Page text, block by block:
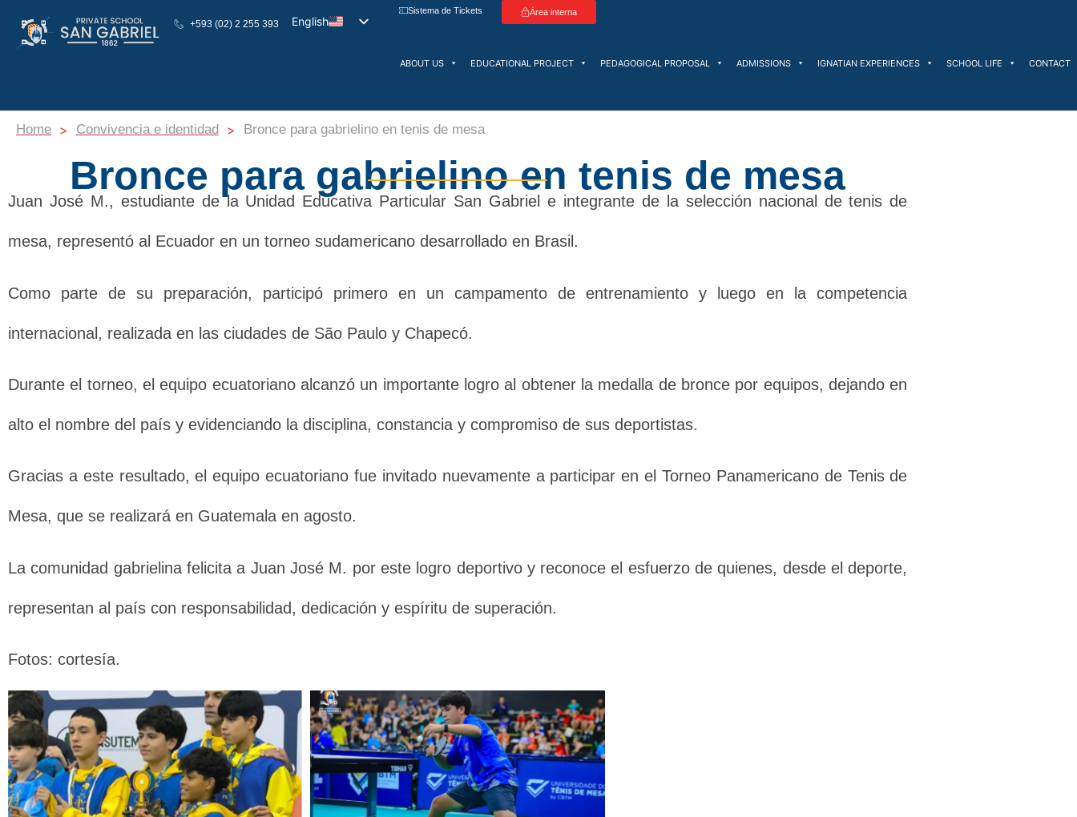
+593 (02) 2 255 393
English
Sistema de Tickets Área interna
ABOUT US EDUCATIONAL PROJECT PEDAGOGICAL PROPOSAL ADMISSIONS IGNATIAN EXPERIENCES SCHOOL LIFE CONTACT
Home > Convivencia e identidad > Bronce para gabrielino en tenis de mesa
Bronce para gabrielino en tenis de mesa
Juan José M., estudiante de la Unidad Educativa Particular San Gabriel e integrante de la selección nacional de tenis de
mesa, representó al Ecuador en un torneo sudamericano desarrollado en Brasil.
Como parte de su preparación, participó primero en un campamento de entrenamiento y luego en la competencia
internacional, realizada en las ciudades de São Paulo y Chapecó.
Durante el torneo, el equipo ecuatoriano alcanzó un importante logro al obtener la medalla de bronce por equipos, dejando en
alto el nombre del país y evidenciando la disciplina, constancia y compromiso de sus deportistas.
Gracias a este resultado, el equipo ecuatoriano fue invitado nuevamente a participar en el Torneo Panamericano de Tenis de
Mesa, que se realizará en Guatemala en agosto.
La comunidad gabrielina felicita a Juan José M. por este logro deportivo y reconoce el esfuerzo de quienes, desde el deporte,
representan al país con responsabilidad, dedicación y espíritu de superación.
Fotos: cortesía.